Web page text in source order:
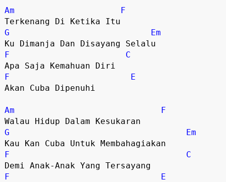
Am
F
Terkenang Di Ketika Itu
G
Em
Ku Dimanja Dan Disayang Selalu
F
C
Apa Saja Kemahuan Diri
F
E
Akan Cuba Dipenuhi
Am
F
Walau Hidup Dalam Kesukaran
G
Em
Kau Kan Cuba Untuk Membahagiakan
F
C
Demi Anak-Anak Yang Tersayang
F
E